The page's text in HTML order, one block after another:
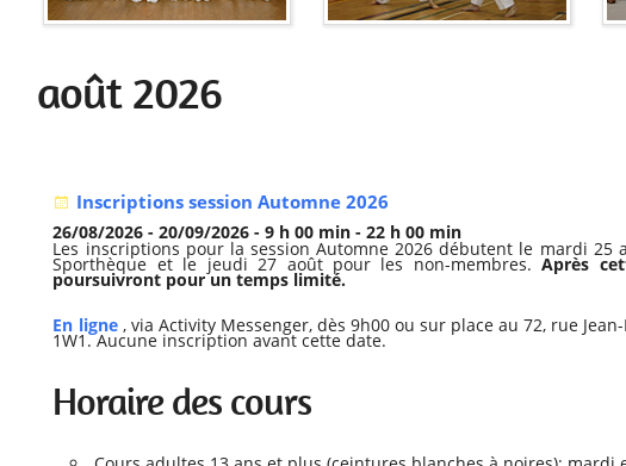
août 2026
Inscriptions session Automne 2026
26/08/2026 - 20/09/2026 - 9 h 00 min - 22 h 00 min
Les inscriptions pour la session Automne 2026 débutent le mardi 25
Sporthèque et le jeudi 27 août pour les non-membres.Après
poursuivront pour un temps limité.
En ligne, via Activity Messenger, dès 9h00 ou sur place au 72, rue
1W1. Aucune inscription avant cette date.
Horaire des cours